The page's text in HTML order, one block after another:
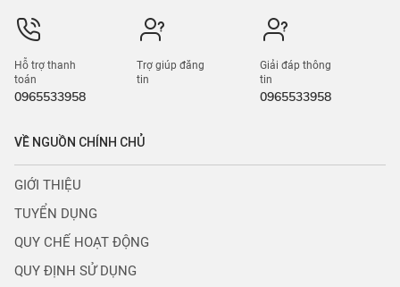
Hỗ trợ thanh
toán
0965533958
Trợ giúp đăng
tin
Giải đáp thông
tin
0965533958
VỀ NGUỒN CHÍNH CHỦ
GIỚI THIỆU
TUYỂN DỤNG
QUY CHẾ HOẠT ĐỘNG
QUY ĐỊNH SỬ DỤNG